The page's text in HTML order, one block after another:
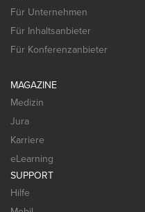
Für Unternehmen
Für Inhaltsanbieter
Für Konferenzanbieter
MAGAZINE
Medizin
Jura
Karriere
eLearning
SUPPORT
Hilfe